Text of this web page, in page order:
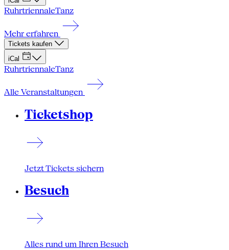
RuhrtriennaleTanz
Mehr erfahren
Tickets kaufen
iCal
RuhrtriennaleTanz
Alle Veranstaltungen
Ticketshop
Jetzt Tickets sichern
Besuch
Alles rund um Ihren Besuch